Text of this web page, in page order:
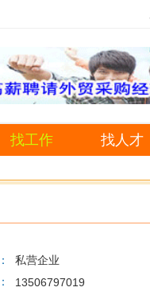
找工作 找人才
私营企业
13506797019